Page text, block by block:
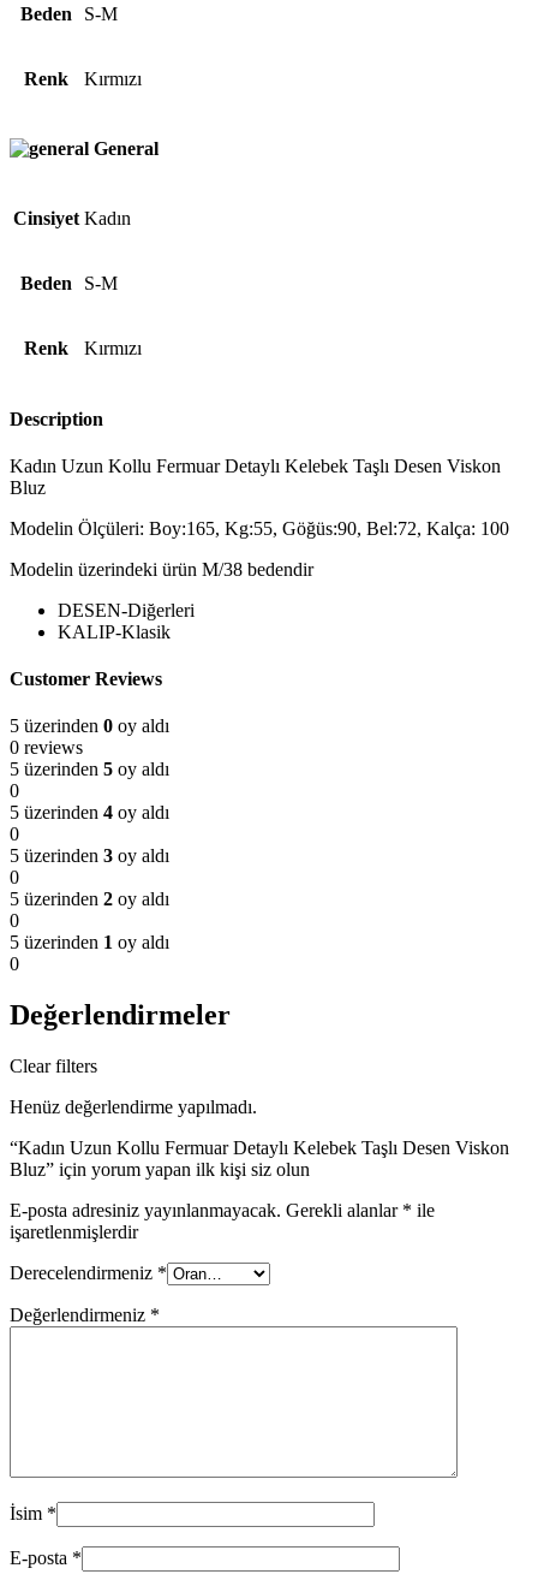
Beden S-M
Renk Kırmızı
General
Cinsiyet Kadın
Beden S-M
Renk Kırmızı
Description
Kadın Uzun Kollu Fermuar Detaylı Kelebek Taşlı Desen Viskon
Bluz
Modelin Ölçüleri: Boy:165, Kg:55, Göğüs:90, Bel:72, Kalça: 100
Modelin üzerindeki ürün M/38 bedendir
DESEN-Diğerleri
KALIP-Klasik
Customer Reviews
5 üzerinden 0 oy aldı
0 reviews
5 üzerinden 5 oy aldı
0
5 üzerinden 4 oy aldı
0
5 üzerinden 3 oy aldı
0
5 üzerinden 2 oy aldı
0
5 üzerinden 1 oy aldı
0
Değerlendirmeler
Clear filters
Henüz değerlendirme yapılmadı.
“Kadın Uzun Kollu Fermuar Detaylı Kelebek Taşlı Desen Viskon
Bluz” için yorum yapan ilk kişi siz olun
E-posta adresiniz yayınlanmayacak. Gerekli alanlar * ile
işaretlenmişlerdir
Derecelendirmeniz *
Değerlendirmeniz *
İsim *
E-posta *